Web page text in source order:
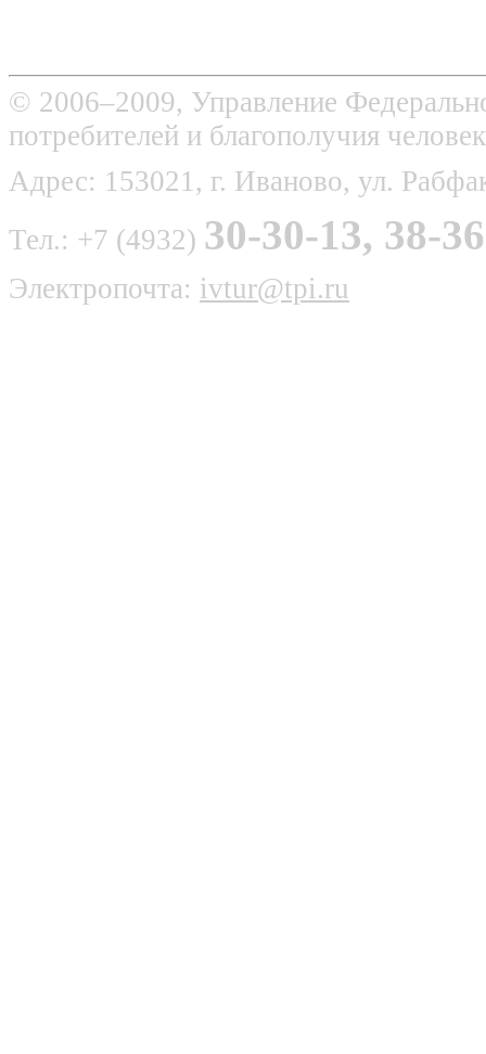
© 2006–2009, Управление
потребителей и благополучия
Адрес: 153021, г. Иваново, ул.
Тел.: +7 (4932) 30-30-13, 38-
Электропочта: ivtur@tpi.ru